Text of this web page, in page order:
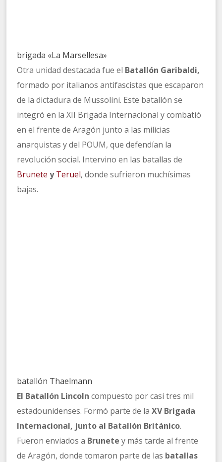
brigada «La Marsellesa»
Otra unidad destacada fue el Batallón Garibaldi,
formado por italianos antifascistas que escaparon
de la dictadura de Mussolini. Este batallón se
integró en la XII Brigada Internacional y combatió
en el frente de Aragón junto a las milicias
anarquistas y del POUM, que defendían la
revolución social. Intervino en las batallas de
Brunete yTeruel, donde sufrieron muchísimas
bajas.
batallón Thaelmann
El Batallón Lincoln compuesto por casi tres mil
estadounidenses. Formó parte de laXV Brigada
Internacional, junto al Batallón Británico.
Fueron enviados a Brunete y más tarde al frente
de Aragón, donde tomaron parte de las batallas